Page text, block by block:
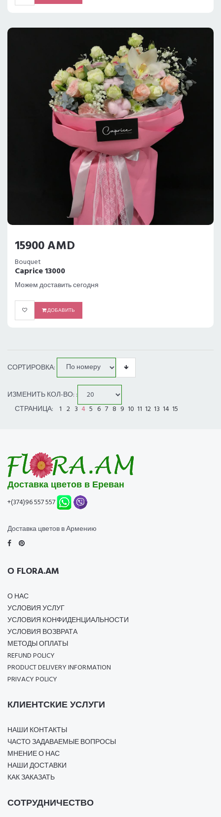
15900 AMD
Bouquet
Caprice 13000
Можем доставить сегодня
ДОБАВИТЬ
СОРТИРОВКА:
ИЗМЕНИТЬ КОЛ-ВО: :
СТРАНИЦА:
1 2 3 4 5 6 7 8 9 10 11 12 13 14 15
Доставка цветов в Ереван
+(374)96 557 557
Доставка цветов в Армению
О FLORA.AM
О НАС
УСЛОВИЯ УСЛУГ
УСЛОВИЯ КОНФИДЕНЦИАЛЬНОСТИ
УСЛОВИЯ ВОЗВРАТА
МЕТОДЫ ОПЛАТЫ
REFUND POLICY
PRODUCT DELIVERY INFORMATION
PRIVACY POLICY
КЛИЕНТСКИЕ УСЛУГИ
НАШИ КОНТАКТЫ
ЧАСТО ЗАДАВАЕМЫЕ ВОПРОСЫ
МНЕНИЕ О НАС
НАШИ ДОСТАВКИ
КАК ЗАКАЗАТЬ
СОТРУДНИЧЕСТВО